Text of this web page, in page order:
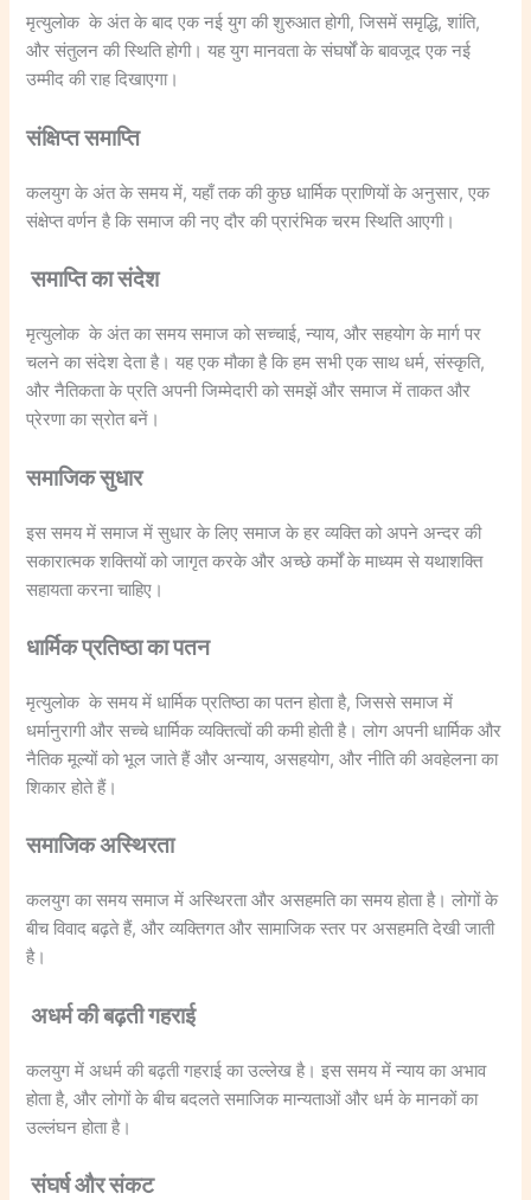
मृत्युलोक के अंत के बाद एक नई युग की शुरुआत होगी, जिसमें समृद्धि, शांति,
और संतुलन की स्थिति होगी। यह युग मानवता के संघर्षों के बावजूद एक नई
उम्मीद की राह दिखाएगा।
संक्षिप्त समाप्ति
कलयुग के अंत के समय में, यहाँ तक की कुछ धार्मिक प्राणियों के अनुसार, एक
संक्षेप्त वर्णन है कि समाज की नए दौर की प्रारंभिक चरम स्थिति आएगी।
समाप्ति का संदेश
मृत्युलोक के अंत का समय समाज को सच्चाई, न्याय, और सहयोग के मार्ग पर
चलने का संदेश देता है। यह एक मौका है कि हम सभी एक साथ धर्म, संस्कृति,
और नैतिकता के प्रति अपनी जिम्मेदारी को समझें और समाज में ताकत और
प्रेरणा का स्रोत बनें।
समाजिक सुधार
इस समय में समाज में सुधार के लिए समाज के हर व्यक्ति को अपने अन्दर की
सकारात्मक शक्तियों को जागृत करके और अच्छे कर्मों के माध्यम से यथाशक्ति
सहायता करना चाहिए।
धार्मिक प्रतिष्ठा का पतन
मृत्युलोक के समय में धार्मिक प्रतिष्ठा का पतन होता है, जिससे समाज में
धर्मानुरागी और सच्चे धार्मिक व्यक्तित्वों की कमी होती है। लोग अपनी धार्मिक और
नैतिक मूल्यों को भूल जाते हैं और अन्याय, असहयोग, और नीति की अवहेलना का
शिकार होते हैं।
समाजिक अस्थिरता
कलयुग का समय समाज में अस्थिरता और असहमति का समय होता है। लोगों के
बीच विवाद बढ़ते हैं, और व्यक्तिगत और सामाजिक स्तर पर असहमति देखी जाती
है।
अधर्म की बढ़ती गहराई
कलयुग में अधर्म की बढ़ती गहराई का उल्लेख है। इस समय में न्याय का अभाव
होता है, और लोगों के बीच बदलते समाजिक मान्यताओं और धर्म के मानकों का
उल्लंघन होता है।
संघर्ष और संकट